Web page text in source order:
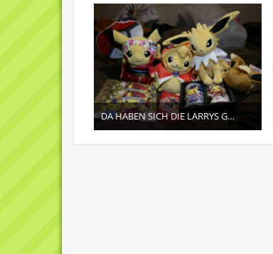
DA HABEN SICH DIE LARRYS GEGÖNNT
24. April 2016
8